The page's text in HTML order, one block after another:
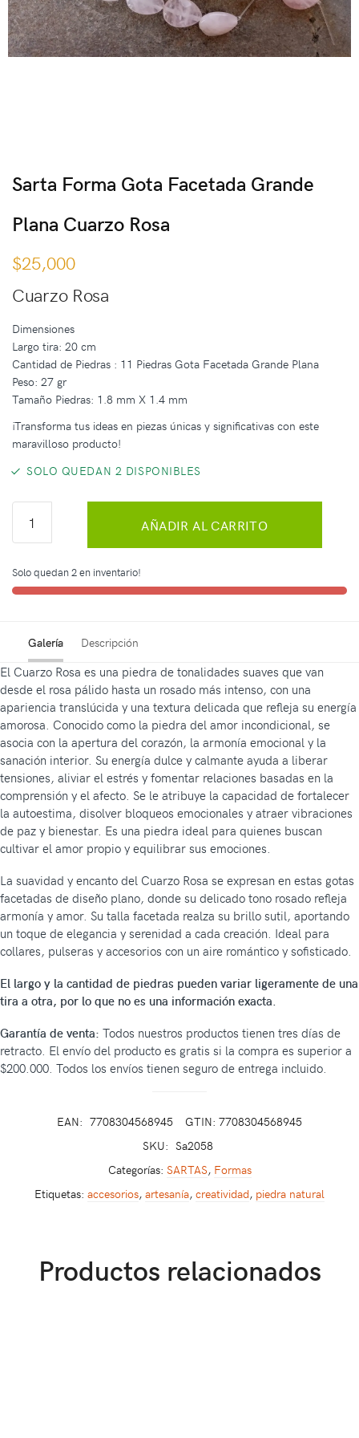
Sarta Forma Gota Facetada Grande
Plana Cuarzo Rosa
$25,000
Cuarzo Rosa
Dimensiones
Largo tira: 20 cm
Cantidad de Piedras : 11 Piedras Gota Facetada Grande Plana
Peso: 27 gr
Tamaño Piedras: 1.8 mm X 1.4 mm
¡Transforma tus ideas en piezas únicas y significativas con este
maravilloso producto!
SOLO QUEDAN 2 DISPONIBLES
AÑADIR AL CARRITO
Solo quedan 2 en inventario!
Galería Descripción
El Cuarzo Rosa es una piedra de tonalidades suaves que van
desde el rosa pálido hasta un rosado más intenso, con una
apariencia translúcida y una textura delicada que refleja su energía
amorosa. Conocido como la piedra del amor incondicional, se
asocia con la apertura del corazón, la armonía emocional y la
sanación interior. Su energía dulce y calmante ayuda a liberar
tensiones, aliviar el estrés y fomentar relaciones basadas en la
comprensión y el afecto. Se le atribuye la capacidad de fortalecer
la autoestima, disolver bloqueos emocionales y atraer vibraciones
de paz y bienestar. Es una piedra ideal para quienes buscan
cultivar el amor propio y equilibrar sus emociones.
La suavidad y encanto del Cuarzo Rosa se expresan en estas gotas
facetadas de diseño plano, donde su delicado tono rosado refleja
armonía y amor. Su talla facetada realza su brillo sutil, aportando
un toque de elegancia y serenidad a cada creación. Ideal para
collares, pulseras y accesorios con un aire romántico y sofisticado.
El largo y la cantidad de piedras pueden variar ligeramente de una
tira a otra, por lo que no es una información exacta.
Garantía de venta: Todos nuestros productos tienen tres días de
retracto. El envío del producto es gratis si la compra es superior a
$200.000. Todos los envíos tienen seguro de entrega incluido.
EAN: 7708304568945
GTIN: 7708304568945
SKU: Sa2058
Categorías: SARTAS, Formas
Etiquetas: accesorios, artesanía, creatividad, piedra natural
Productos relacionados